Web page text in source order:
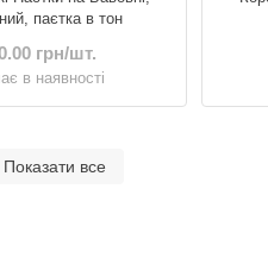
паєтка в тон
грн/шт.
в наявності
Показати все